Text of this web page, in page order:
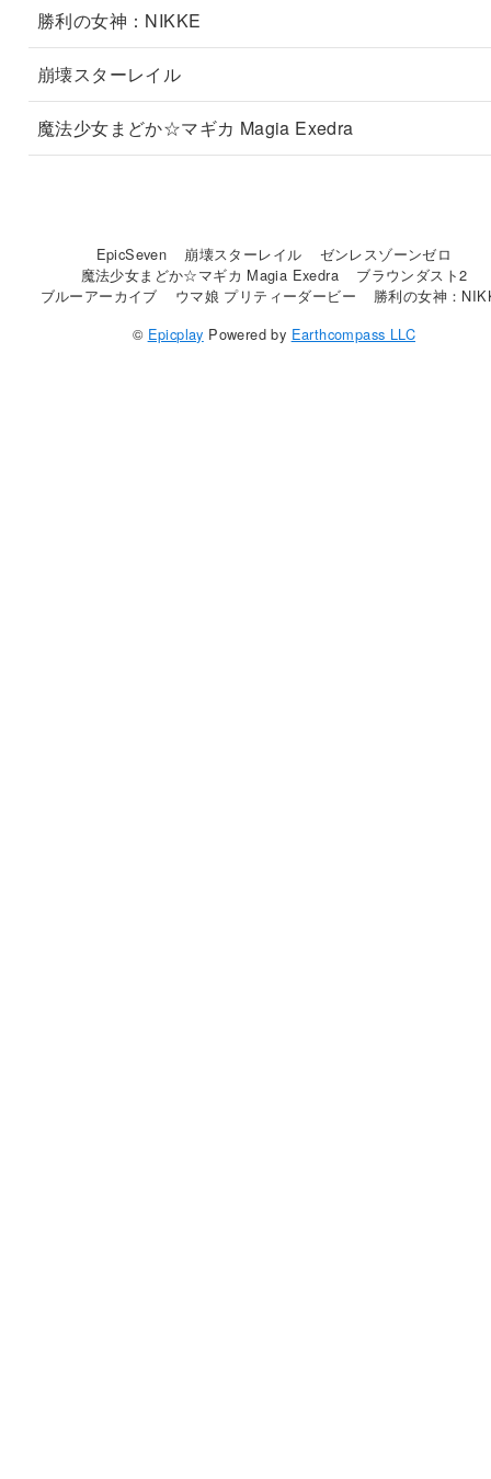
勝利の女神：NIKKE
崩壊スターレイル
魔法少女まどか☆マギカ Magia Exedra
EpicSeven 崩壊スターレイル
ゼンレスゾーンゼロ
魔法少女まどか☆マギカ Magia Exedra
ブラウンダスト2
ブルーアーカイブ
ウマ娘 プリティーダービー
勝利の女神：
© Epicplay Powered by Earthcompass LLC